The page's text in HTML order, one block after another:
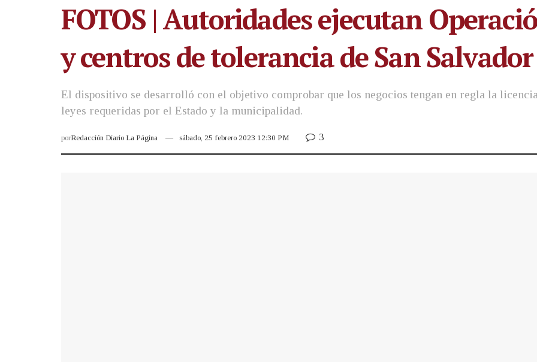
FOTOS | Autoridades ejecutan
y centros de tolerancia de San Salvador
El dispositivo se desarrolló con el objetivo comprobar que los negocios tengan en regla la
leyes requeridas por el Estado y la municipalidad.
porRedacción Diario La Página sábado, 25 febrero 2023 12:30 PM 3